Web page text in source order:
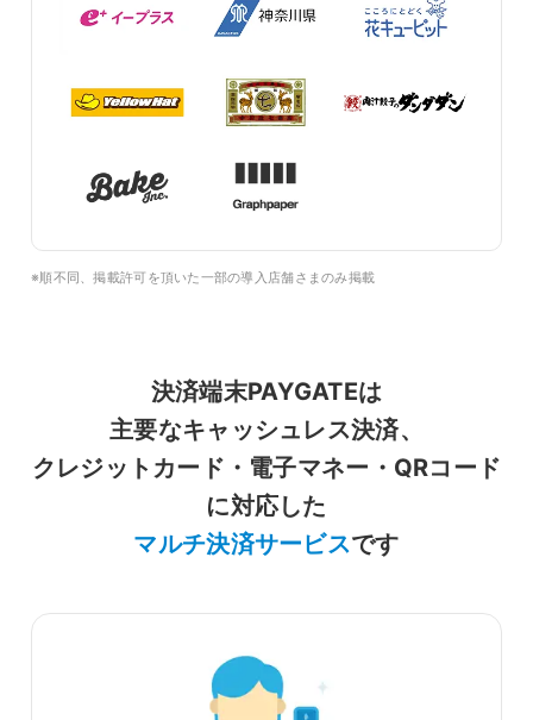
※順不同、掲載許可を頂いた一部の導入店舗さまのみ掲載
決済端末PAYGATEは
主要なキャッシュレス決済、
クレジットカード・電子マネー・QRコード
に対応した
マルチ決済サービスです